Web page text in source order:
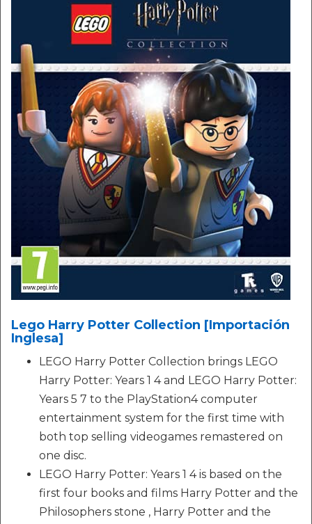
Lego Harry Potter Collection [Importación
Inglesa]
LEGO Harry Potter Collection brings LEGO
Harry Potter: Years 1 4 and LEGO Harry Potter:
Years 5 7 to the PlayStation4 computer
entertainment system for the first time with
both top selling videogames remastered on
one disc.
LEGO Harry Potter: Years 1 4 is based on the
first four books and films Harry Potter and the
Philosophers stone , Harry Potter and the